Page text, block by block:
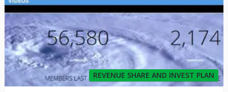
REVENUE SHARE AND INVEST PLAN